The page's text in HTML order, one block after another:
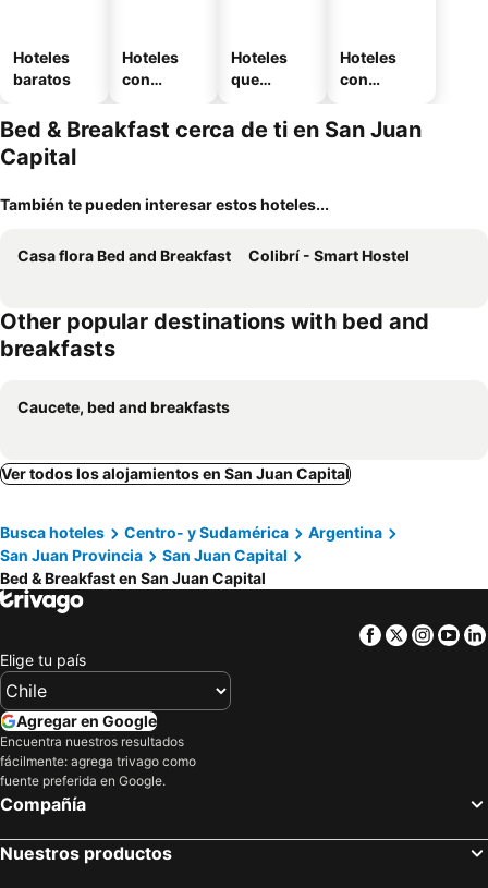
Hoteles
baratos
Hoteles
con
Hoteles
que
mascotas
Hoteles
con
miento
Bed & Breakfast cerca de ti en San Juan
Capital
También te pueden interesar estos hoteles...
Casa flora Bed and Breakfast Colibrí - Smart Hostel
Other popular destinations with bed and
breakfasts
Caucete, bed and breakfasts
Ver todos los alojamientos en San Juan Capital
Busca hoteles Centro- y Sudamérica
Argentina
San Juan Provincia
San Juan Capital
Bed & Breakfast en San Juan Capital
Facebook
Twitter
Elige tu país
Agregar en Google
Encuentra nuestros resultados
fácilmente: agrega trivago como
fuente preferida en Google.
Compañía
Nuestros productos